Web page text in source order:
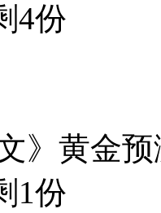
4份
》黄金
1份